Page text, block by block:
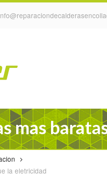
mas
la eletricidad